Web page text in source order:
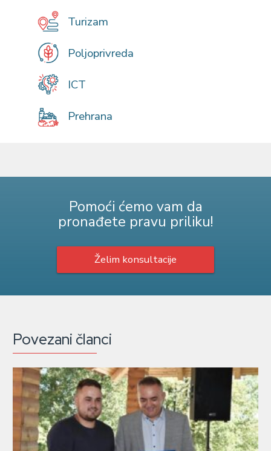
Turizam
Poljoprivreda
ICT
Prehrana
Pomoći ćemo vam da
pronađete pravu priliku!
Želim konsultacije
Povezani članci